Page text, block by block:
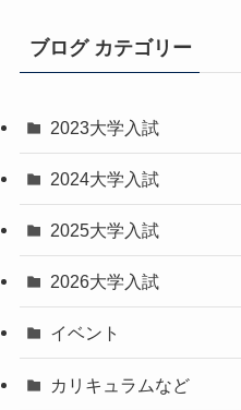
ブログ カテゴリー
2023大学入試
2024大学入試
2025大学入試
2026大学入試
イベント
カリキュラムなど